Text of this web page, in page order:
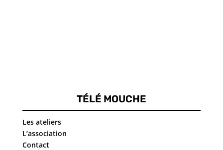
TÉLÉ MOUCHE
Les ateliers
L’association
Contact